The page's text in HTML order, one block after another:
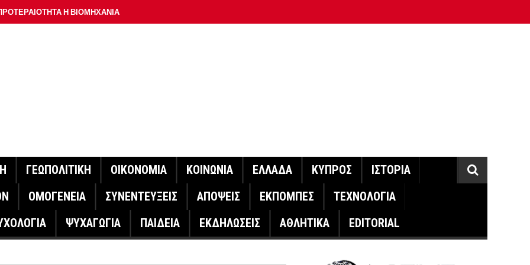
Η ΒΙΟΜΗΧΑΝΙΑ
Η ΠΛΑΤΦΟΡΜΑ
ΣΑΝ ΣΗΜΕΡΑ
Ο ΜΗΤΣΟΤΑΚΗΣ ΓΙΑ ΤΟΥΣ ΠΥΡΟΠΛΗΚΤΟΥΣ
ΕΡΕΥΝΗΤΗΣ ΣΤΗ ΔΑΝΙΑ ΣΧΕΔΙΑΖΕΙ DRONE ΓΙΑ ΤΗ
ΓΕΩΠΟΛΙΤΙΚΗ ΟΙΚΟΝΟΜΙΑ ΚΟΙΝΩΝΙΑ ΕΛΛΑΔΑ ΚΥΠΡΟΣ
ΙΣΤΟΡΙΑ
ΟΜΟΓΕΝΕΙΑ ΣΥΝΕΝΤΕΥΞΕΙΣ ΑΠΟΨΕΙΣ ΕΚΠΟΜΠΕΣ
ΤΕΧΝΟΛΟΓΙΑ
ΨΥΧΑΓΩΓΙΑ ΠΑΙΔΕΙΑ ΕΚΔΗΛΩΣΕΙΣ ΑΘΛΗΤΙΚΑ EDITORIAL